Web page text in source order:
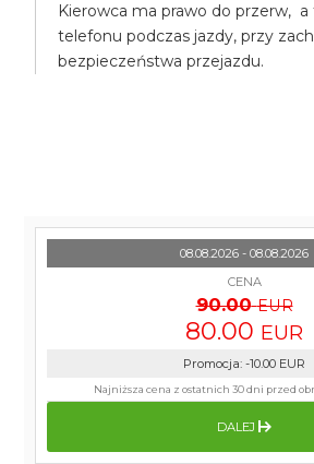
Kierowca ma prawo do przerw, a
telefonu podczas jazdy, przy
bezpieczeństwa przejazdu.
08.08.2026 - 08.08.2026
CENA
90.00 EUR
80.00 EUR
Promocja: -10.00 EUR
Najniższa cena z ostatnich 30 dni przed
DALEJ